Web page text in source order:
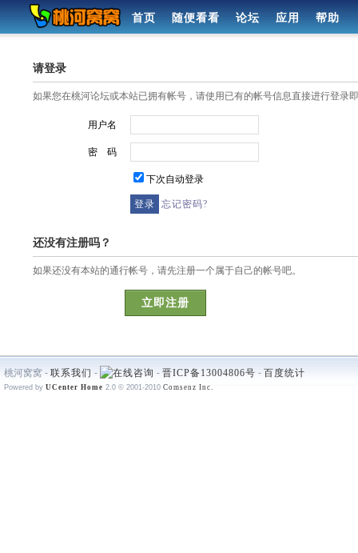
首页 随便看看 论坛 应用 帮助
请登录
如果您在桃河论坛或本站已拥有帐号，请使用已有的帐号信息直接进行登录
用户名
密 码
下次自动登录
忘记密码?
还没有注册吗？
如果还没有本站的通行帐号，请先注册一个属于自己的帐号吧。
立即注册
桃河窝窝 - 联系我们 - - 晋ICP备13004806号 - 百度统计
Powered by UCenter Home 2.0 © 2001-2010 Comsenz Inc.